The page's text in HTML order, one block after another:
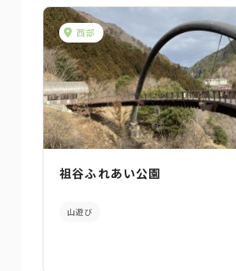
西部
祖谷ふれあい公園
山遊び